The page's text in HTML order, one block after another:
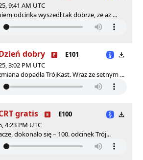
9:41 AM UTC
odcinka wyszedł tak dobrze, że aż ...
dobry
E101
3:02 PM UTC
dopadła TrójKast. Wraz ze setnym ...
gratis
E100
4:23 PM UTC
dokonało się – 100. odcinek Trój...